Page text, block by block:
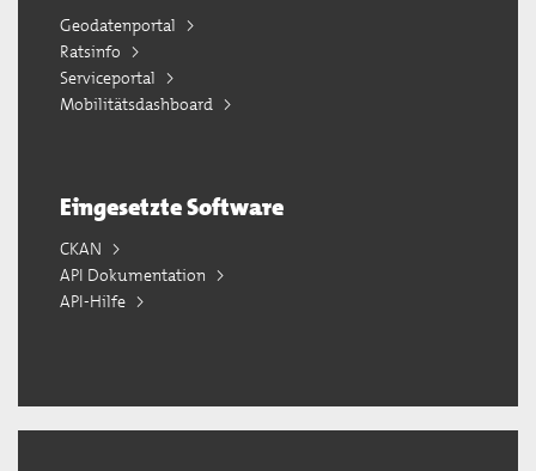
Geodatenportal
Ratsinfo
Serviceportal
Mobilitätsdashboard
Eingesetzte Software
CKAN
API Dokumentation
API-Hilfe